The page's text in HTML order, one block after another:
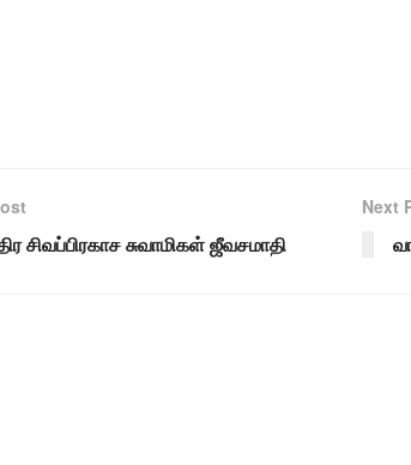
சிவப்பிரகாச சுவாமிகள் ஜீவசமாதி
Next